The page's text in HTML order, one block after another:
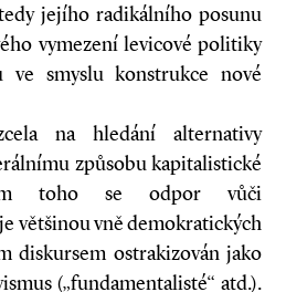
jejího radikálního posunu
vymezení levicové politiky
ve smyslu konstrukce nové
na hledání alternativy
způsobu kapitalistické
toho se odpor vůči
většinou vně demokratických
diskursem ostrakizován jako
(„fundamentalisté“ atd.).